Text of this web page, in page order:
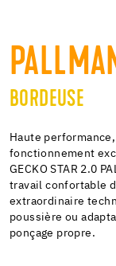
BORDEUSE
Haute
fonctionnement
GECKO STAR 2.0
travail confortable
extraordinaire
poussière ou
ponçage propre.